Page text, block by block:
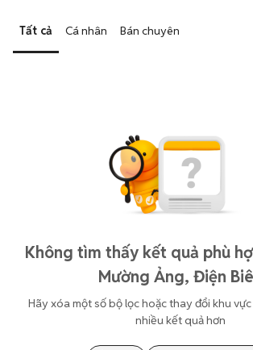
Tất cả Cá nhân Bán chuyên
Không tìm thấy kết quả phù
Mường Ảng, Điện
Hãy xóa một số bộ lọc hoặc thay đổi khu vực
nhiều kết quả hơn